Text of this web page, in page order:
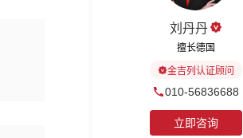
刘丹丹
擅长德国
金吉列认证顾问
010-56836688
立即咨询